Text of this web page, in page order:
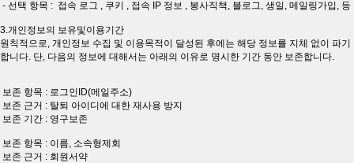
- 선택 항목 : 접속 로그 , 쿠키 , 접속 IP 정보 , 봉사직책, 블로그, 생일, 메일링가입, 등
3.개인정보의 보유및이용기간
원칙적으로, 개인정보 수집 및 이용목적이 달성된 후에는 해당 정보를 지체 없이 파기
합니다. 단, 다음의 정보에 대해서는 아래의 이유로 명시한 기간 동안 보존합니다.
보존 항목 : 로그인ID(메일주소)
보존 근거 : 탈퇴 아이디에 대한 재사용 방지
보존 기간 : 영구보존
보존 항목 : 이름, 소속형제회
보존 근거 : 회원서약